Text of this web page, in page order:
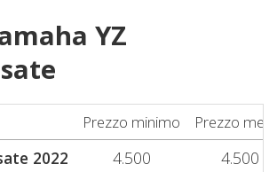
YZ
Prezzo minimo Prezzo
2022 4.500
4.500